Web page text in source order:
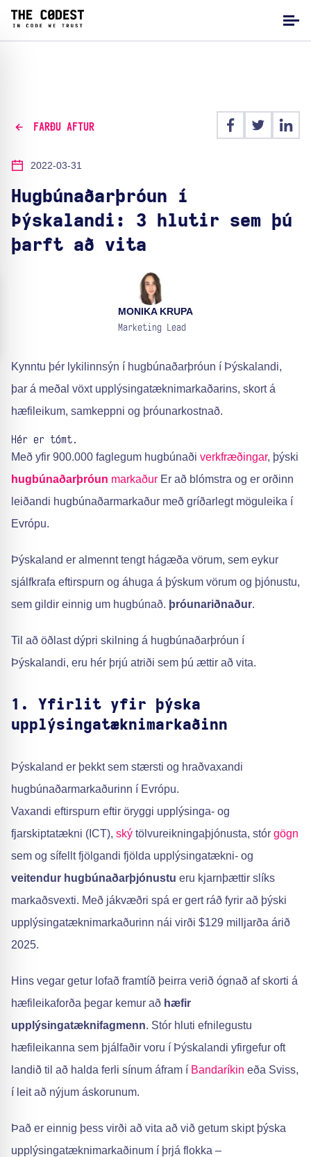
FARÐU AFTUR
2022-03-31
Hugbúnaðarþróun í
Þýskalandi: 3 hlutir sem þú
þarft að vita
MONIKA KRUPA
Marketing Lead
Kynntu þér lykilinnsýn í hugbúnaðarþróun í Þýskalandi,
þar á meðal vöxt upplýsingatæknimarkaðarins, skort á
hæfileikum, samkeppni og þróunarkostnað.
Hér er tómt.
Með yfir 900.000 faglegum hugbúnaði verkfræðingar, þýski
hugbúnaðarþróun markaður Er að blómstra og er orðinn
leiðandi hugbúnaðarmarkaður með gríðarlegt möguleika í
Evrópu.
Þýskaland er almennt tengt hágæða vörum, sem eykur
sjálfkrafa eftirspurn og áhuga á þýskum vörum og þjónustu,
sem gildir einnig um hugbúnað. þróunariðnaður.
Til að öðlast dýpri skilning á hugbúnaðarþróun í
Þýskalandi, eru hér þrjú atriði sem þú ættir að vita.
1. Yfirlit yfir þýska
upplýsingatæknimarkaðinn
Þýskaland er þekkt sem stærsti og hraðvaxandi
hugbúnaðarmarkaðurinn í Evrópu.
Vaxandi eftirspurn eftir öryggi upplýsinga- og
fjarskiptatækni (ICT), ský tölvureikningaþjónusta, stór gögn
sem og sífellt fjölgandi fjölda upplýsingatækni- og
veitendur hugbúnaðarþjónustu eru kjarnþættir slíks
markaðsvexti. Með jákvæðri spá er gert ráð fyrir að þýski
upplýsingatæknimarkaðurinn nái virði $129 milljarða árið
2025.
Hins vegar getur lofað framtíð þeirra verið ógnað af skorti á
hæfileikaforða þegar kemur að hæfir
upplýsingatæknifagmenn. Stór hluti efnilegustu
hæfileikanna sem þjálfaðir voru í Þýskalandi yfirgefur oft
landið til að halda ferli sínum áfram í Bandaríkin eða Sviss,
í leit að nýjum áskorunum.
Það er einnig þess virði að vita að við getum skipt þýska
upplýsingatæknimarkaðinum í þrjá flokka –